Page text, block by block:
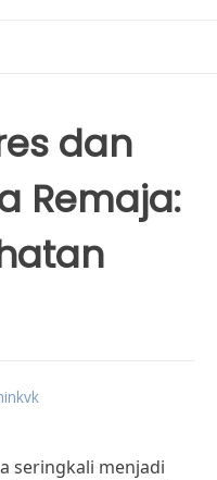
dan
Remaja:
seringkali menjadi